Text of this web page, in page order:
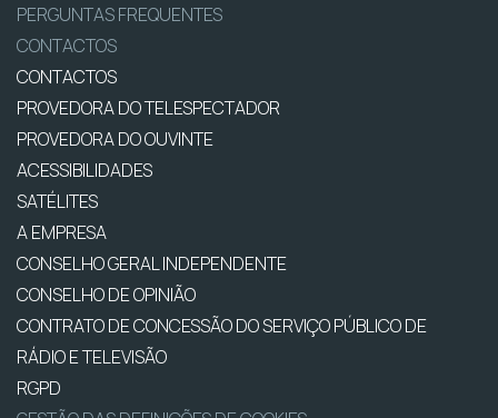
PERGUNTAS FREQUENTES
CONTACTOS
CONTACTOS
PROVEDORA DO TELESPECTADOR
PROVEDORA DO OUVINTE
ACESSIBILIDADES
SATÉLITES
A EMPRESA
CONSELHO GERAL INDEPENDENTE
CONSELHO DE OPINIÃO
CONTRATO DE CONCESSÃO DO SERVIÇO PÚBLICO DE
RÁDIO E TELEVISÃO
RGPD